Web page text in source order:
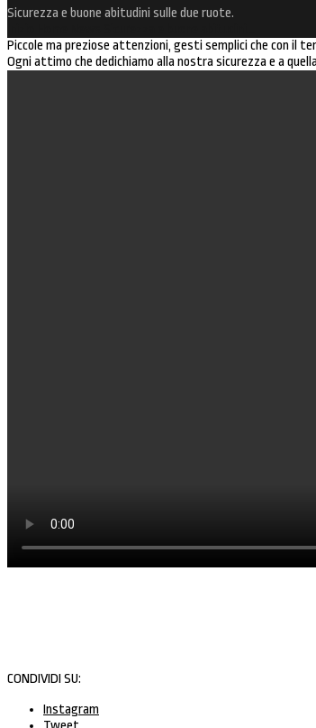
Sicurezza e buone abitudini sulle due ruote.
Piccole ma preziose attenzioni, gesti semplici che con il
Ogni attimo che dedichiamo alla nostra sicurezza e a
CONDIVIDI SU:
Instagram